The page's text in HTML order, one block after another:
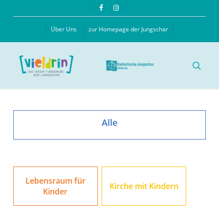
facebookinstagram
Über Uns zur Homepage der Jungschar
Alle
Lebensraum für
Kinder
Kirche mit Kindern